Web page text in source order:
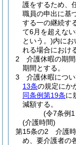
護をするため、
職員の申出に基
する一の継続す
て6月を超えな
という。)内にお
れる場合におけ
2
介護休暇の期
期間とする。
3
介護休暇につい
13条の規定にか
同条例第19条に
減額する。
(令7条例
(介護時間)
第15条の2
介護
め、要介護者の